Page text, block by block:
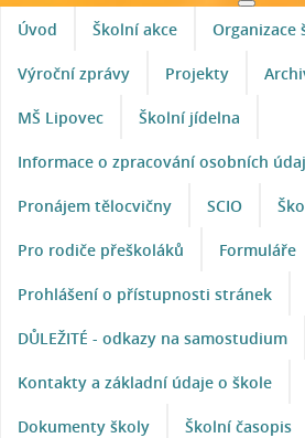
Úvod Školní akce Organizace
Výroční zprávy Projekty
MŠ Lipovec Školní jídelna
Informace o zpracování osobních
Pronájem tělocvičny SCIO
Pro rodiče přeškoláků Formuláře
Prohlášení o přístupnosti stránek
DŮLEŽITÉ - odkazy na samostudium
Kontakty a základní údaje o škole
Dokumenty školy Školní časopis